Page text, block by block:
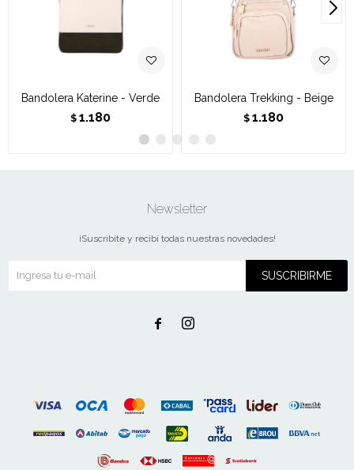
Bandolera Katerine - Verde
$ 1.180
Bandolera Trekking - Beige
$ 1.180
Newsletter
¡Suscribite y recibí todas nuestras novedades!
SUSCRIBIRME
 